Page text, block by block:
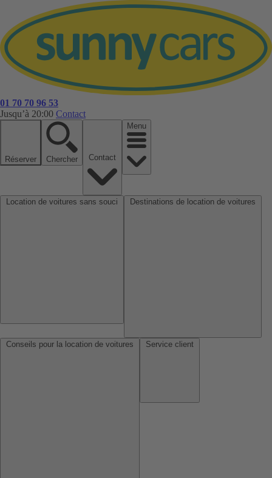
01 70 70 96 53
Jusqu’à 20:00 Contact
Réserver Chercher
Menu